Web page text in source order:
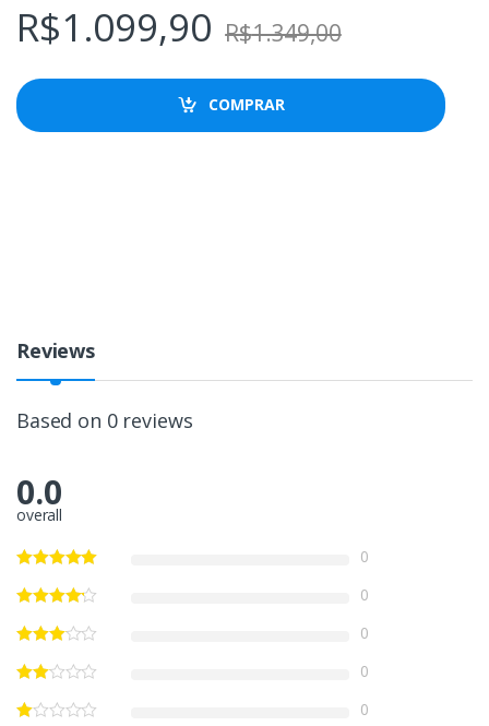
R$1.099,90 R$1.349,00
COMPRAR
Reviews
Based on 0 reviews
0.0
overall
0
0
0
0
0